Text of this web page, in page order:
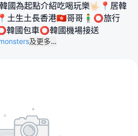
國為起點介紹吃喝玩樂🤟🏻📍居韓
土生土長香港🇭🇰哥哥🧍‍♂️⭕️旅行
國包車⭕️韓國機場接送
及更多…